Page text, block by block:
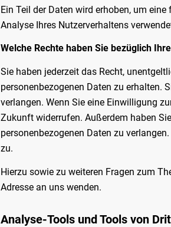
Ein Teil der Daten wird erhoben, um
Analyse Ihres Nutzerverhaltens
Welche Rechte haben Sie bezüglich
Sie haben jederzeit das Recht,
personenbezogenen Daten zu erhalten.
verlangen. Wenn Sie eine Einwilligung
Zukunft widerrufen. Außerdem haben
personenbezogenen Daten zu
zu.
Hierzu sowie zu weiteren Fragen zum
Adresse an uns wenden.
Analyse-Tools und Tools von